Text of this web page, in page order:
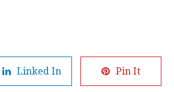
Linked In Pin It